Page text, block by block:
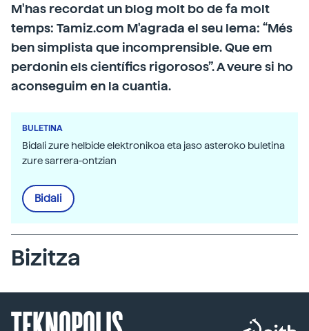
M'has recordat un blog molt bo de fa molt
temps: Tamiz.com M'agrada el seu lema: “Més
ben simplista que incomprensible. Que em
perdonin els científics rigorosos”. A veure si ho
aconseguim en la cuantia.
BULETINA
Bidali zure helbide elektronikoa eta jaso asteroko buletina
zure sarrera-ontzian
Bidali
Bizitza